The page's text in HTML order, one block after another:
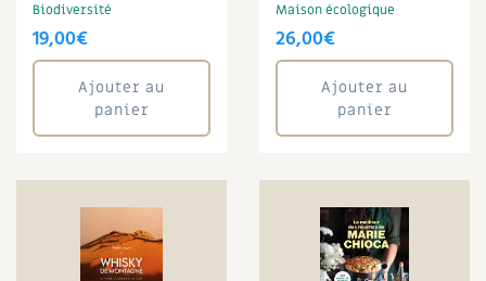
Biodiversité
19,00€
Ajouter au
panier
Maison écologique
26,00€
Ajouter au
panier